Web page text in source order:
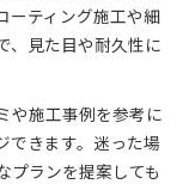
ーティング施工や細
、見た目や耐久性に
や施工事例を参考に
できます。迷った場
プランを提案しても